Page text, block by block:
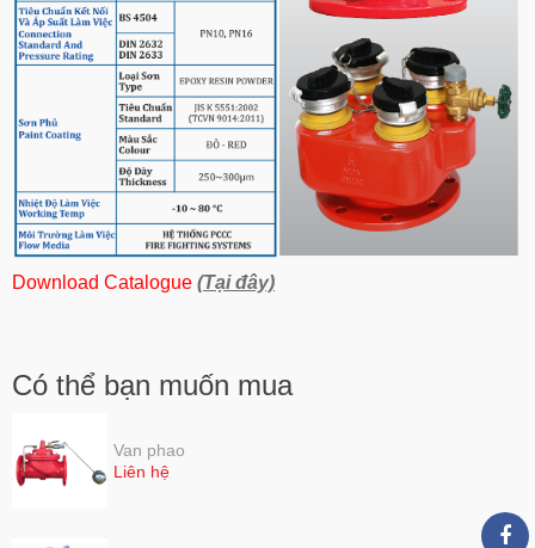
Download Catalogue (Tại đây)
Có thể bạn muốn mua
Van phao
Liên hệ